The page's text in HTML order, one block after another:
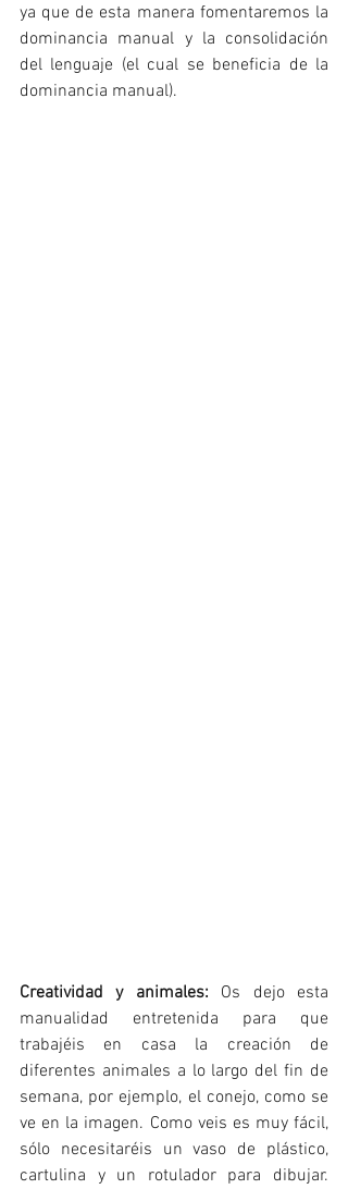
ya que de esta manera fomentaremos la
dominancia manual y la consolidación
del lenguaje (el cual se beneficia de la
dominancia manual).
Creatividad y animales: Os dejo esta
manualidad entretenida para que
trabajéis en casa la creación de
diferentes animales a lo largo del fin de
semana, por ejemplo, el conejo, como se
ve en la imagen. Como veis es muy fácil,
sólo necesitaréis un vaso de plástico,
cartulina y un rotulador para dibujar.